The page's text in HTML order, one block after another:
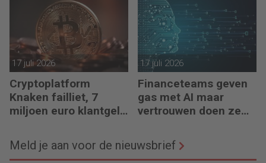
17 juli 2026
Cryptoplatform
Knaken failliet, 7
miljoen euro klantgeld
17 juli 2026
Financeteams geven
gas met AI maar
vertrouwen doen ze
Meld je aan voor de nieuwsbrief